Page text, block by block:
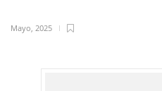
Mayo, 2025